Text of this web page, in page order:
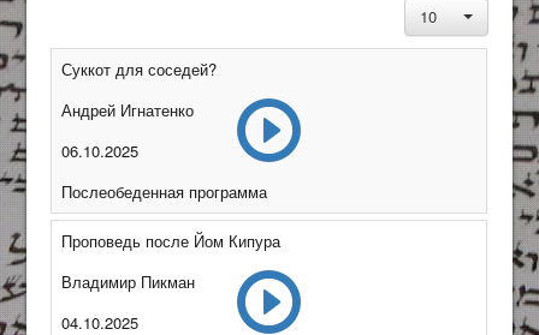
10
Суккот для соседей?
Андрей Игнатенко
06.10.2025
Послеобеденная программа
Проповедь после Йом Кипура
Владимир Пикман
04.10.2025